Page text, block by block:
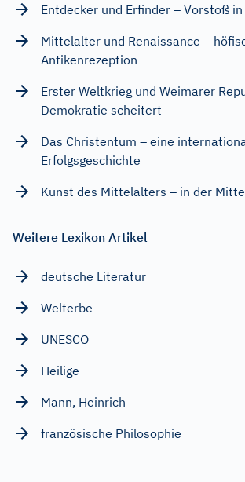
Entdecker und Erfinder – Vorstoß
Mittelalter und Renaissance –
Antikenrezeption
Erster Weltkrieg und Weimarer
Demokratie scheitert
Das Christentum – eine
Erfolgsgeschichte
Kunst des Mittelalters – in der
Weitere Lexikon Artikel
deutsche Literatur
Welterbe
UNESCO
Heilige
Mann, Heinrich
französische Philosophie